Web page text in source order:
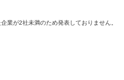
業が2社未満のため発表しておりません。